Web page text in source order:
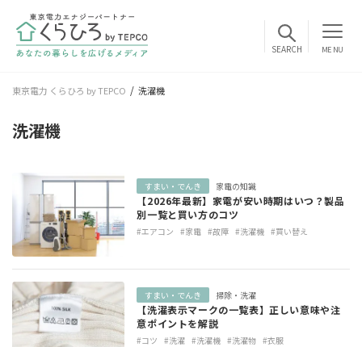
MENU
東京電力 くらひろ by TEPCO 洗濯機
洗濯機
すまい・でんき 家電の知識
【2026年最新】家電が安い時期はいつ？製品
別一覧と買い方のコツ
#エアコン #家電 #故障 #洗濯機 #買い替え
すまい・でんき 掃除・洗濯
【洗濯表示マークの一覧表】正しい意味や注
意ポイントを解説
#コツ #洗濯 #洗濯機 #洗濯物 #衣服